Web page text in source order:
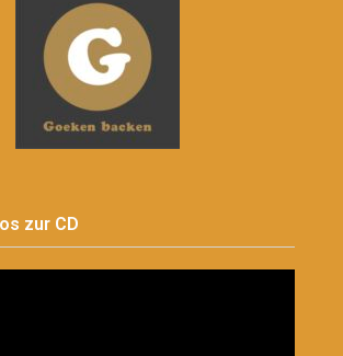
zur CD